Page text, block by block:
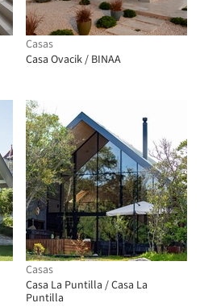
Casas
Casa Ovacik / BINAA
Casas
Casa La Puntilla / Casa La
Puntilla